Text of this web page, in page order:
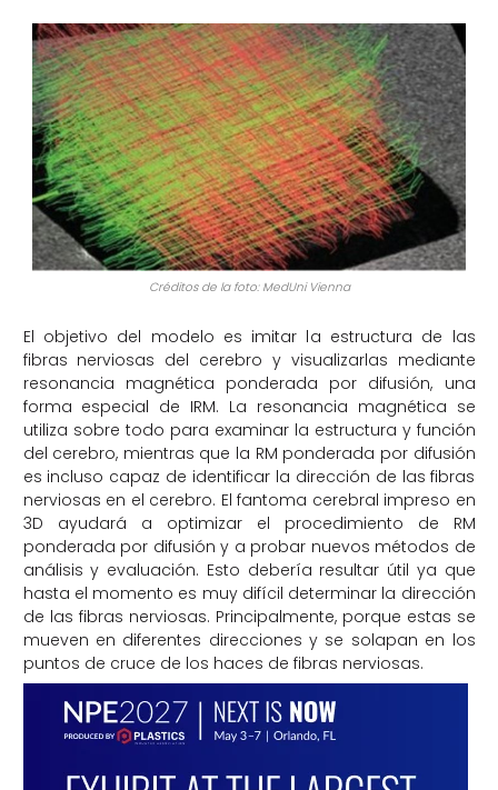
Créditos de la foto: MedUni Vienna
El objetivo del modelo es imitar la estructura de las
fibras nerviosas del cerebro y visualizarlas mediante
resonancia magnética ponderada por difusión, una
forma especial de IRM. La resonancia magnética se
utiliza sobre todo para examinar la estructura y función
del cerebro, mientras que la RM ponderada por difusión
es incluso capaz de identificar la dirección de las fibras
nerviosas en el cerebro. El fantoma cerebral impreso en
3D ayudará a optimizar el procedimiento de RM
ponderada por difusión y a probar nuevos métodos de
análisis y evaluación. Esto debería resultar útil ya que
hasta el momento es muy difícil determinar la dirección
de las fibras nerviosas. Principalmente, porque estas se
mueven en diferentes direcciones y se solapan en los
puntos de cruce de los haces de fibras nerviosas.